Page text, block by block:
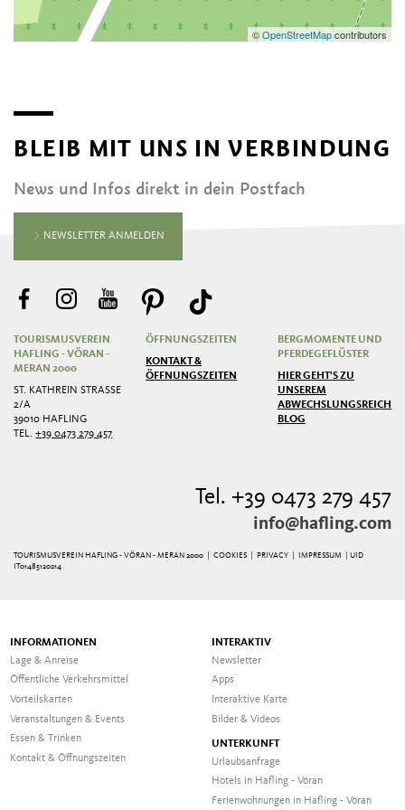
©OpenStreetMapcontributors
BLEIB MIT UNS IN VERBINDUNG
News und Infos direkt in dein Postfach
NEWSLETTER ANMELDEN
TOURISMUSVEREIN
HAFLING - VÖRAN -
MERAN 2000
ST. KATHREIN STRASSE 2
/A
39010 HAFLING
TEL.+39 0473 279 457
ÖFFNUNGSZEITEN
KONTAKT &
ÖFFNUNGSZEITEN
BERGMOMENTE UND
PFERDEGEFLÜSTER
HIER GEHT'S ZU
UNSEREM
ABWECHSLUNGSREICHEN
BLOG
Tel. +39 0473 279 457
info@hafling.com
TOURISMUSVEREIN HAFLING - VÖRAN - MERAN 2000 | COOKIES PRIVACY IMPRESSUM
| UID
IT01485120214
INFORMATIONEN
Lage & Anreise
Öffentliche Verkehrsmittel
Vorteilskarten
Veranstaltungen & Events
Essen & Trinken
Kontakt & Öffnungszeiten
INTERAKTIV
Newsletter
Apps
Interaktive Karte
Bilder & Videos
UNTERKUNFT
Urlaubsanfrage
Hotels in Hafling - Vöran
Ferienwohnungen in Hafling - Vöran